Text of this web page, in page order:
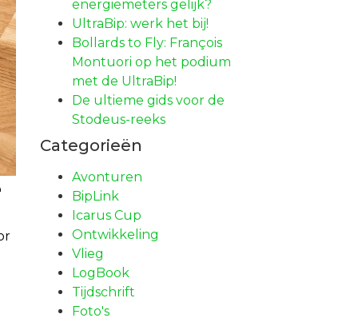
energiemeters gelijk?
UltraBip: werk het bij!
Bollards to Fly: François
Montuori op het podium
met de UltraBip!
De ultieme gids voor de
Stodeus-reeks
Categorieën
Avonturen
BipLink
Icarus Cup
Ontwikkeling
Vlieg
LogBook
Tijdschrift
Foto's